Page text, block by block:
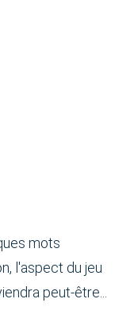
mots
l'aspect du jeu
peut-être...